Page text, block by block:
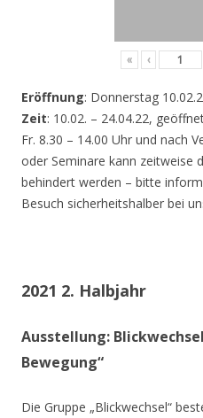
« ‹
Eröffnung: Donnerstag
Zeit: 10.02. – 24.04.22,
Fr. 8.30 – 14.00 Uhr und nach
oder Seminare kann zeitweise
behindert werden – bitte
Besuch sicherheitshalber bei
2021 2. Halbjahr
Ausstellung:
Bewegung“
Die Gruppe „Blickwechsel“